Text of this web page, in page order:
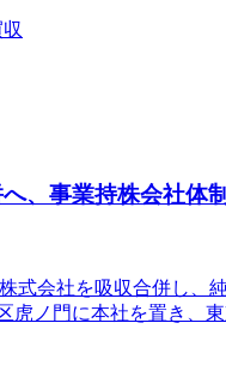
、事業持株会社体
式会社を吸収合併し
ノ門に本社を置き、